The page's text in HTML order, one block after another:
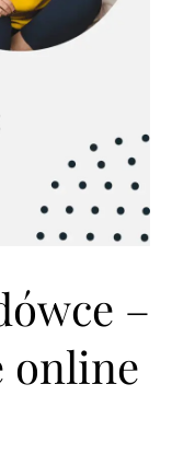
–
online